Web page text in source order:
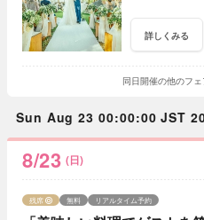
詳しくみる
同日開催の他のフ
Sun Aug 23 00:00:00 JST
8/23 (日)
残席 無料 リアルタイム予約